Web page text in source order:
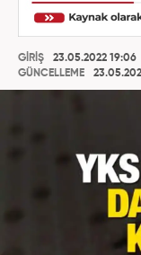
GİRİŞ
23.05.2022 19:06
GÜNCELLEME